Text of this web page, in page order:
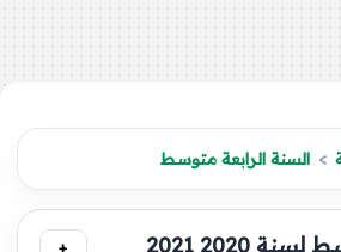
السنة الرابعة متوسط
2020 2021
+